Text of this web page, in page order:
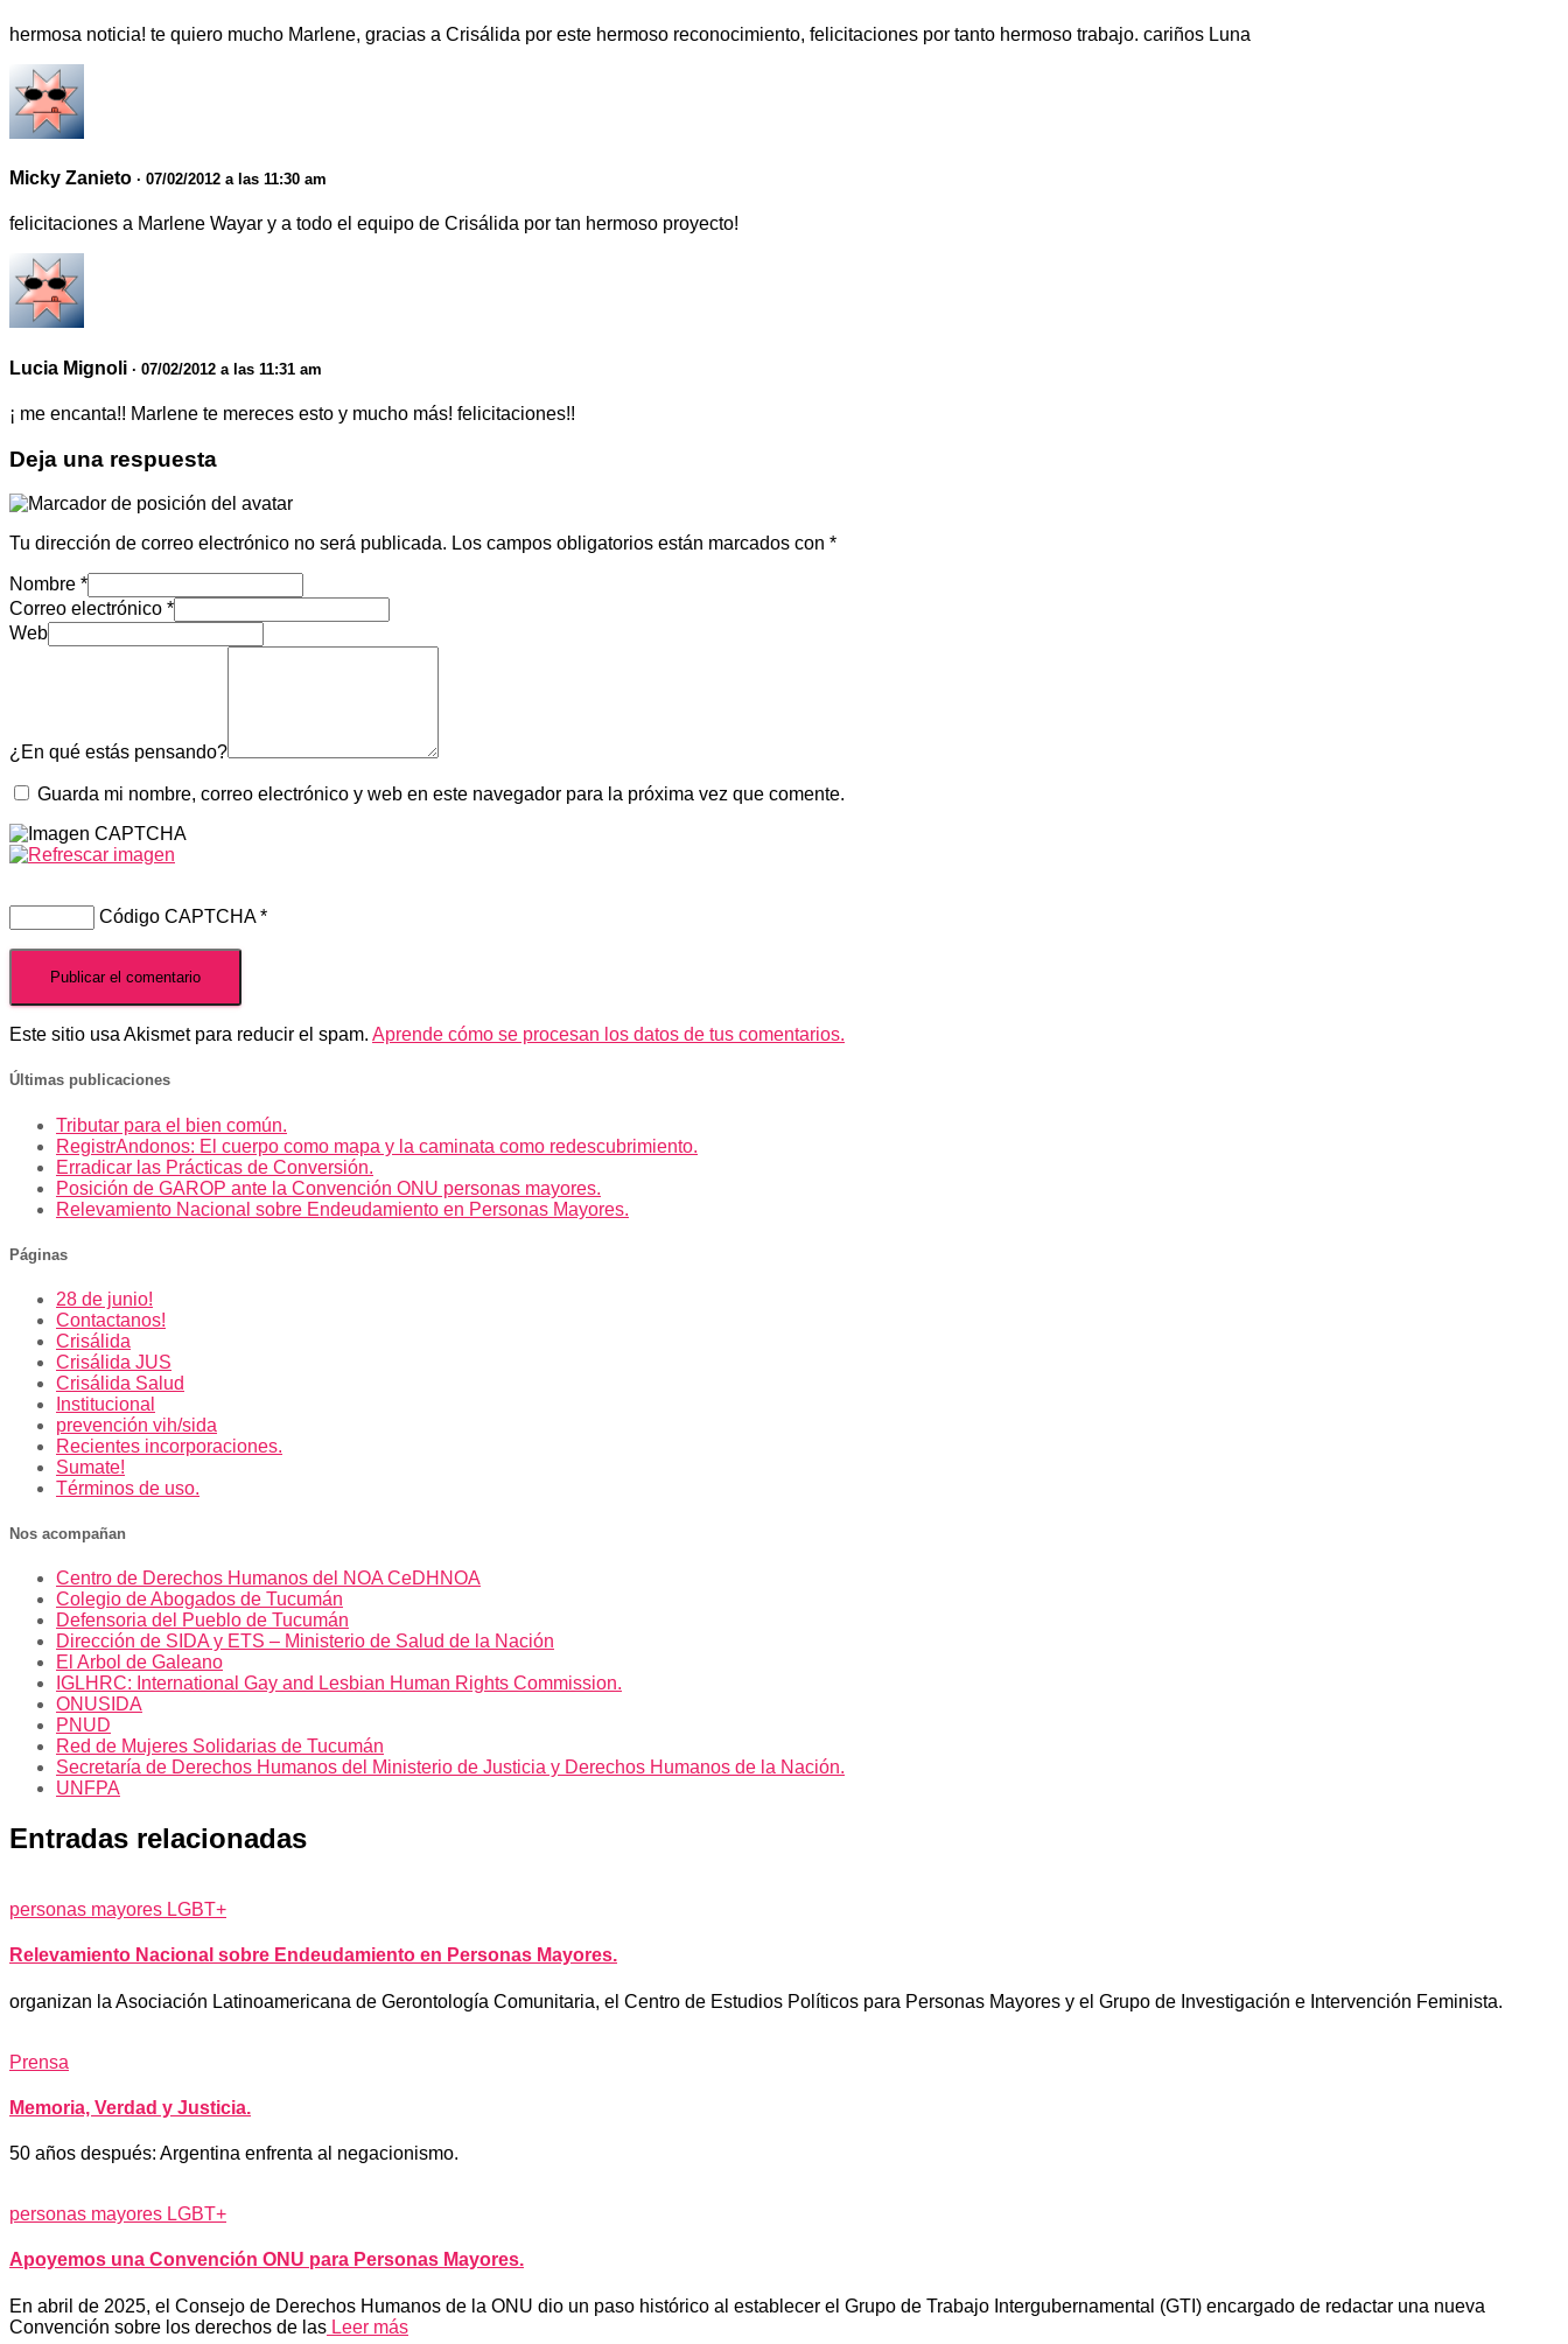
hermosa noticia! te quiero mucho Marlene, gracias a Crisálida por este hermoso reconocimiento, felicitaciones por tanto hermoso trabajo. cariños Luna
Micky Zanieto · 07/02/2012 a las 11:30 am
felicitaciones a Marlene Wayar y a todo el equipo de Crisálida por tan hermoso proyecto!
Lucia Mignoli · 07/02/2012 a las 11:31 am
¡ me encanta!! Marlene te mereces esto y mucho más! felicitaciones!!
Deja una respuesta
Tu dirección de correo electrónico no será publicada. Los campos obligatorios están marcados con *
Nombre *
Correo electrónico *
Web
¿En qué estás pensando?
Guarda mi nombre, correo electrónico y web en este navegador para la próxima vez que comente.
Código CAPTCHA*
Este sitio usa Akismet para reducir el spam. Aprende cómo se procesan los datos de tus comentarios.
Últimas publicaciones
Tributar para el bien común.
RegistrAndonos: El cuerpo como mapa y la caminata como redescubrimiento.
Erradicar las Prácticas de Conversión.
Posición de GAROP ante la Convención ONU personas mayores.
Relevamiento Nacional sobre Endeudamiento en Personas Mayores.
Páginas
28 de junio!
Contactanos!
Crisálida
Crisálida JUS
Crisálida Salud
Institucional
prevención vih/sida
Recientes incorporaciones.
Sumate!
Términos de uso.
Nos acompañan
Centro de Derechos Humanos del NOA CeDHNOA
Colegio de Abogados de Tucumán
Defensoria del Pueblo de Tucumán
Dirección de SIDA y ETS – Ministerio de Salud de la Nación
El Arbol de Galeano
IGLHRC: International Gay and Lesbian Human Rights Commission.
ONUSIDA
PNUD
Red de Mujeres Solidarias de Tucumán
Secretaría de Derechos Humanos del Ministerio de Justicia y Derechos Humanos de la Nación.
UNFPA
Entradas relacionadas
personas mayores LGBT+
Relevamiento Nacional sobre Endeudamiento en Personas Mayores.
organizan la Asociación Latinoamericana de Gerontología Comunitaria, el Centro de Estudios Políticos para Personas Mayores y el Grupo de Investigación e Intervención Feminista.
Prensa
Memoria, Verdad y Justicia.
50 años después: Argentina enfrenta al negacionismo.
personas mayores LGBT+
Apoyemos una Convención ONU para Personas Mayores.
En abril de 2025, el Consejo de Derechos Humanos de la ONU dio un paso histórico al establecer el Grupo de Trabajo Intergubernamental (GTI) encargado de redactar una nueva
Convención sobre los derechos de las Leer más